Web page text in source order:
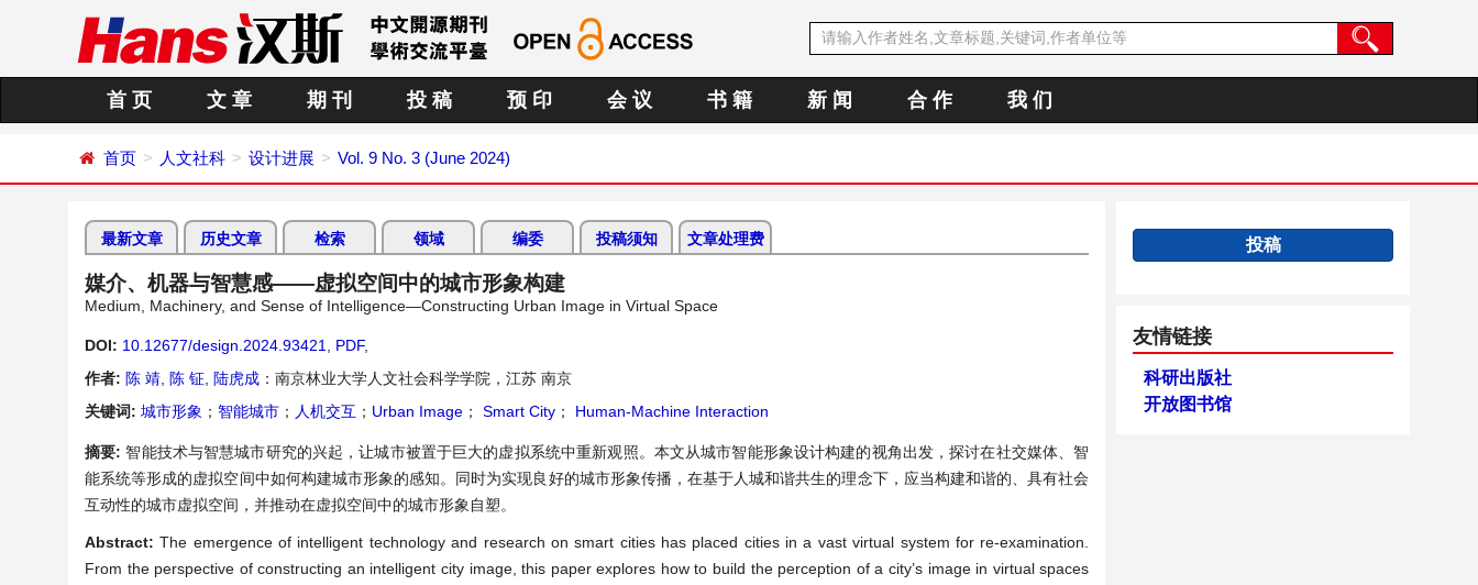
首 页 文 章 期 刊 投 稿 预 印 会 议 书 籍 新 闻 合 作 我 们
首页 人文社科 设计进展 Vol. 9 No. 3 (June 2024)
最新文章 历史文章 检索 领域 编委 投稿须知 文章处理费
媒介、机器与智慧感——虚拟空间中的城市形象构建
Medium, Machinery, and Sense of Intelligence—Constructing Urban Image in Virtual Space
DOI: 10.12677/design.2024.93421 PDF,
作者: 陈 靖 陈 钲 陆虎成 ：南京林业大学人文社会科学学院，江苏 南京
关键词: 城市形象 ； 智能城市 ； 人机交互 ； Urban Image ； Smart City ； Human-Machine Interaction
摘要: 智能技术与智慧城市研究的兴起，让城市被置于巨大的虚拟系统中重新观照。本文从城市智能形象设计构建的视角出发，探讨在社交媒体、智
能系统等形成的虚拟空间中如何构建城市形象的感知。同时为实现良好的城市形象传播，在基于人城和谐共生的理念下，应当构建和谐的、具有社会
互动性的城市虚拟空间，并推动在虚拟空间中的城市形象自塑。
Abstract:The emergence of intelligent technology and research on smart cities has placed cities in a vast virtual system for re-examination.
From the perspective of constructing an intelligent city image, this paper explores how to build the perception of a city’s image in virtual spaces
投稿
友情链接
科研出版社
开放图书馆